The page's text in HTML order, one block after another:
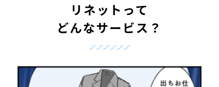
リネットって
どんなサービス？